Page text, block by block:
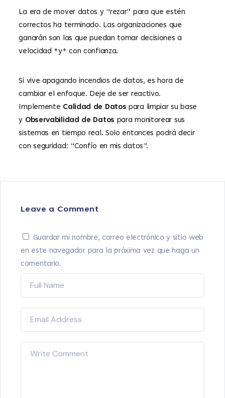
La era de mover datos y “rezar” para que estén
correctos ha terminado. Las organizaciones que
ganarán son las que puedan tomar decisiones a
velocidad *y* con confianza.
Si vive apagando incendios de datos, es hora de
cambiar el enfoque. Deje de ser reactivo.
Implemente Calidad de Datos para limpiar su base
y Observabilidad de Datos para monitorear sus
sistemas en tiempo real. Solo entonces podrá decir
con seguridad: “Confío en mis datos”.
Leave a Comment
Guardar mi nombre, correo electrónico y sitio web
en este navegador para la próxima vez que haga un
comentario.